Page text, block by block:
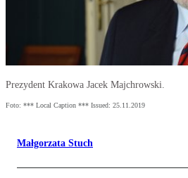
Prezydent Krakowa Jacek Majchrowski.
Foto: *** Local Caption *** Issued: 25.11.2019
Małgorzata Stuch